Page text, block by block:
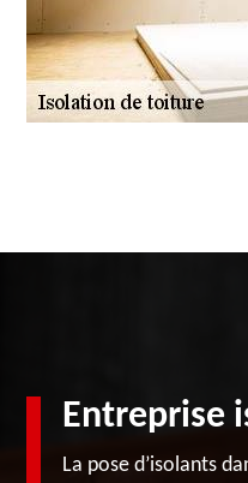
Entreprise
La pose d’isolants